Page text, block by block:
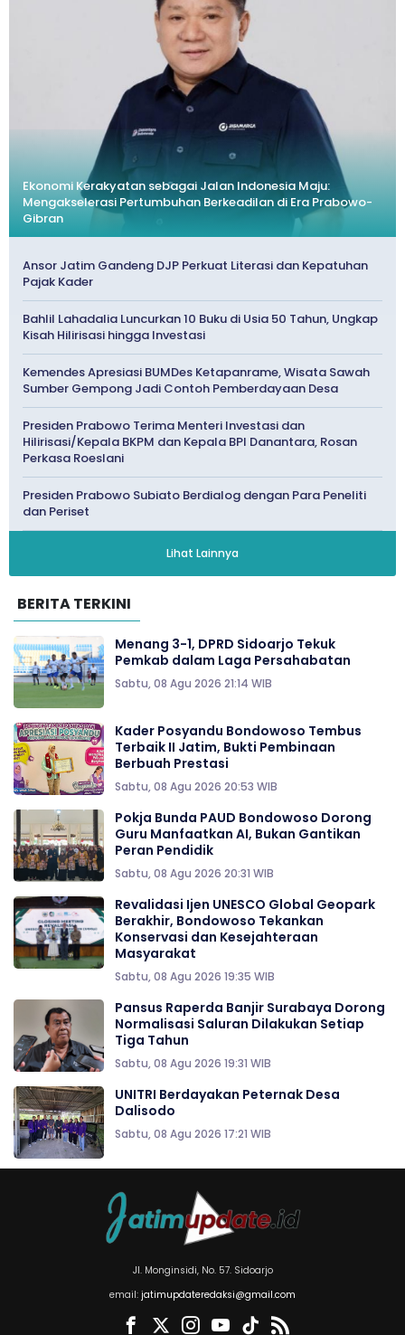
Ekonomi Kerakyatan sebagai Jalan Indonesia Maju:
Mengakselerasi Pertumbuhan Berkeadilan di Era Prabowo-
Gibran
Ansor Jatim Gandeng DJP Perkuat Literasi dan Kepatuhan
Pajak Kader
Bahlil Lahadalia Luncurkan 10 Buku di Usia 50 Tahun, Ungkap
Kisah Hilirisasi hingga Investasi
Kemendes Apresiasi BUMDes Ketapanrame, Wisata Sawah
Sumber Gempong Jadi Contoh Pemberdayaan Desa
Presiden Prabowo Terima Menteri Investasi dan
Hilirisasi/Kepala BKPM dan Kepala BPI Danantara, Rosan
Perkasa Roeslani
Presiden Prabowo Subiato Berdialog dengan Para Peneliti
dan Periset
Lihat Lainnya
BERITA TERKINI
Menang 3-1, DPRD Sidoarjo Tekuk
Pemkab dalam Laga Persahabatan
Sabtu, 08 Agu 2026 21:14 WIB
Kader Posyandu Bondowoso Tembus
Terbaik II Jatim, Bukti Pembinaan
Berbuah Prestasi
Sabtu, 08 Agu 2026 20:53 WIB
Pokja Bunda PAUD Bondowoso Dorong
Guru Manfaatkan AI, Bukan Gantikan
Peran Pendidik
Sabtu, 08 Agu 2026 20:31 WIB
Revalidasi Ijen UNESCO Global Geopark
Berakhir, Bondowoso Tekankan
Konservasi dan Kesejahteraan
Masyarakat
Sabtu, 08 Agu 2026 19:35 WIB
Pansus Raperda Banjir Surabaya Dorong
Normalisasi Saluran Dilakukan Setiap
Tiga Tahun
Sabtu, 08 Agu 2026 19:31 WIB
UNITRI Berdayakan Peternak Desa
Dalisodo
Sabtu, 08 Agu 2026 17:21 WIB
Jl. Monginsidi, No. 57. Sidoarjo
email: jatimupdateredaksi@gmail.com